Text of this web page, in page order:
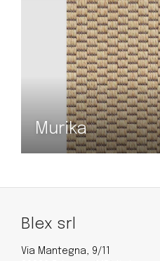
Murika
Blex srl
Via Mantegna, 9/11